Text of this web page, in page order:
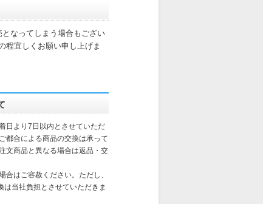
なってしまう場合もござい
程宜しくお願い申し上げま
日より7日以内とさせていただ
都合による商品の交換は承って
文商品と異なる場合は返品・交
合はご容赦ください。ただし、
は当社負担とさせていただきま